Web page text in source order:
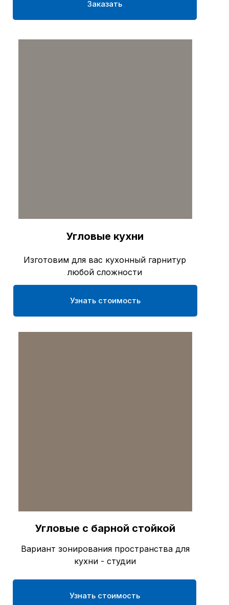
Узнать стоимость
Узнать стоимость
Вариант зонирования пространства для
кухни - студии
Угловые с барной стойкой
Изготовим для вас кухонный гарнитур
любой сложности
Угловые кухни
Заказать